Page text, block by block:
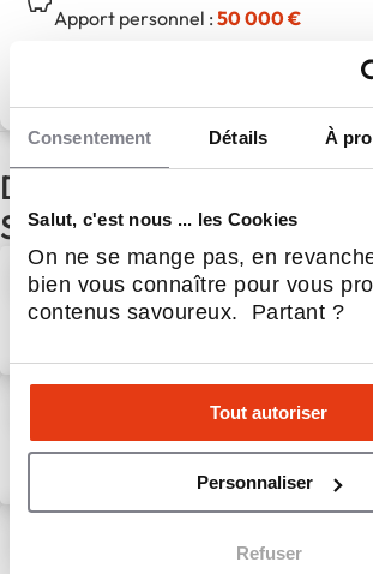
Consentement Détails À
Salut, c'est nous ... les Cookies
On ne se mange pas, en
bien vous connaître pour vous
contenus savoureux. Partant ?
Tout autoriser
Personnaliser
Refuser
Apport personnel :50 000 €
D'autres actualités du
Service aux entreprises
Nouvelle
Rennes : David
le réseau Litha
Reportage télé :
pousse les portes de
atelier d'éco-
7 Août 2026Service aux
vendre du digital.